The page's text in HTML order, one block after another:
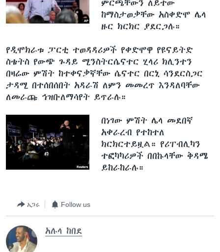
ምርጫቸውን ለይተው
ከማስታወቃቸው አስቀድሞ ሌላ
ዙር ክርክር ያደርጋሉ።
የዲሞክራቱ ፓርቲ ተወዳዳሪዎች የቀድሞዋ የዩናይትድ
ስቴትስ የውጭ ጉዳይ ሚንስትርሴናተር ሂላሪ ክሊንተን
በዛሬው ምሽት ከተቀናቃኛቸው ሴናተር በርኒ ሳንደርስጋር
ታዳሚ በተሰበሰበት አዳራሽ ለምን መመረጥ እንዳለባቸው
ለመራጩ ኅዝቡለማሳየት ይጥራሉ።
በነገው ምሽት ሌላ መደበኛ
አቀራረብ የተከተለ
ክርክርተይዟል። የሪፐብሊካን
ተፎካካሪዎች በበኩላቸው ቅዳሜ
ይከራከራሉ።
አጋሩ Follow us
አሉላ ከበደ